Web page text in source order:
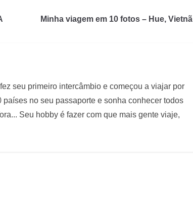
Minha viagem em 10 fotos – Hue, Vietnã
seu primeiro intercâmbio e começou a viajar por
no seu passaporte e sonha conhecer todos
Seu hobby é fazer com que mais gente viaje,